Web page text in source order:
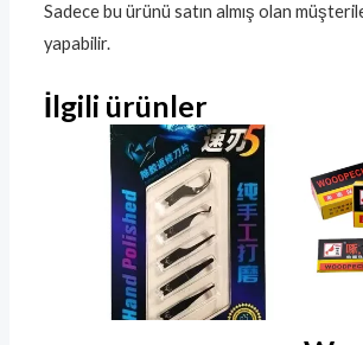
Sadece bu ürünü satın almış olan
yapabilir.
İlgili ürünler